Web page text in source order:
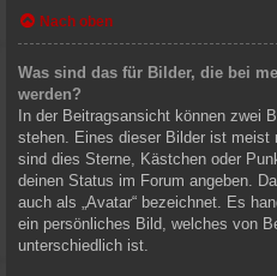
Nach oben
Was sind das für Bilder, die bei
werden?
In der Beitragsansicht können zwei
stehen. Eines dieser Bilder ist
sind dies Sterne, Kästchen oder
deinen Status im Forum angeben.
auch als „Avatar“ bezeichnet. Es
ein persönliches Bild, welches von
unterschiedlich ist.